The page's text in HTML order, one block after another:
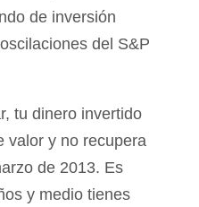
de inversión
del S&P
tu dinero invertido
valor y no recupera
de 2013. Es
y medio tienes